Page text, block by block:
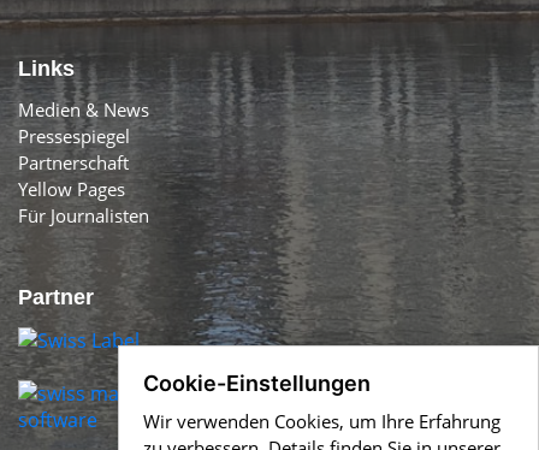
Links
Medien & News
Pressespiegel
Partnerschaft
Yellow Pages
Für Journalisten
Partner
Cookie-Einstellungen
Wir verwenden Cookies, um Ihre Erfahrung